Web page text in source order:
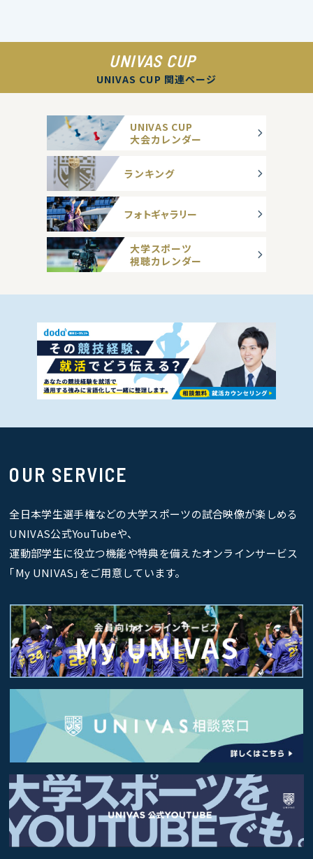
UNIVAS CUP
UNIVAS CUP 関連ページ
UNIVAS CUP
大会カレンダー
ランキング
フォトギャラリー
大学スポーツ
視聴カレンダー
OUR SERVICE
全日本学生選手権などの大学スポーツの試合映像が楽しめる
UNIVAS公式YouTubeや、
運動部学生に役立つ機能や特典を備えたオンラインサービス
｢My UNIVAS｣をご用意しています。